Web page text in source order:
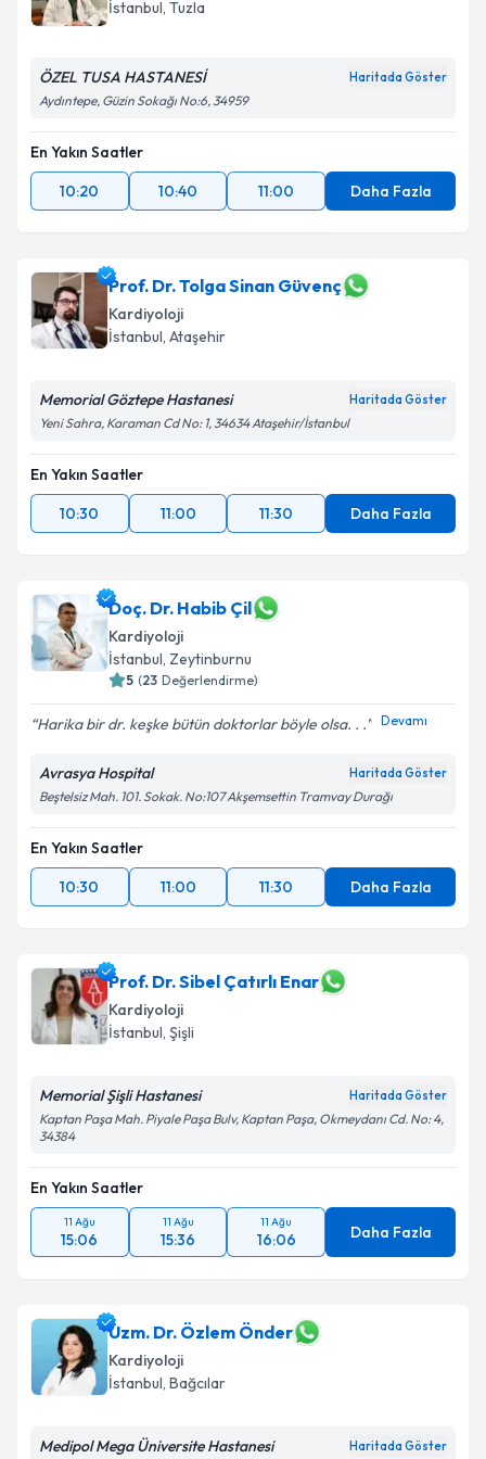
İstanbul, Tuzla
ÖZEL TUSA HASTANESİ Haritada Göster
Aydıntepe, Güzin Sokağı No:6, 34959
En Yakın Saatler
10:20
10:40 11:00 Daha Fazla
Prof. Dr. Tolga Sinan Güvenç
Kardiyoloji
İstanbul, Ataşehir
Memorial Göztepe Hastanesi Haritada Göster
Yeni Sahra, Karaman Cd No: 1, 34634 Ataşehir/İstanbul
En Yakın Saatler
10:30
11:00 11:30 Daha Fazla
Doç. Dr. Habib Çil
Kardiyoloji
İstanbul, Zeytinburnu
5 (23 Değerlendirme)
Harika bir dr. keşke bütün doktorlar böyle olsa. . . Devamı
Avrasya Hospital Haritada Göster
Beştelsiz Mah. 101. Sokak. No:107 Akşemsettin Tramvay Durağı
En Yakın Saatler
10:30
11:00 11:30 Daha Fazla
Prof. Dr. Sibel Çatırlı Enar
Kardiyoloji
İstanbul, Şişli
Memorial Şişli Hastanesi Haritada Göster
Kaptan Paşa Mah. Piyale Paşa Bulv, Kaptan Paşa, Okmeydanı Cd. No: 4,
34384
En Yakın Saatler
11 Ağu
15:06
11 Ağu
15:36
11 Ağu
16:06 Daha Fazla
Uzm. Dr. Özlem Önder
Kardiyoloji
İstanbul, Bağcılar
Medipol Mega Üniversite Hastanesi Haritada Göster